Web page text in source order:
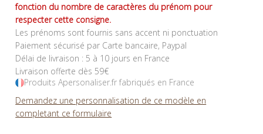
fonction du nombre de caractères du prénom pour
respecter cette consigne.
Les prénoms sont fournis sans accent ni ponctuation
Paiement sécurisé par Carte bancaire, Paypal
Délai de livraison : 5 à 10 jours en France
Livraison offerte dès 59€
Produits Apersonaliser.fr fabriqués en France
Demandez une personnalisation de ce modèle en
completant ce formulaire